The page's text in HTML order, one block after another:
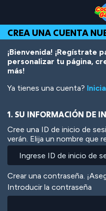
Top
of
Page
Navigation
Main
Content
Footer
contenido
principal
CREA UNA CUENTA
¡Bienvenida! ¡Regístrate
personalizar tu página,
más!
Ya tienes una cuenta?
1. SU INFORMACIÓN DE
Cree una ID de inicio de
verán. Elija un nombre que
Crear una contraseña.
Introducir la contraseña